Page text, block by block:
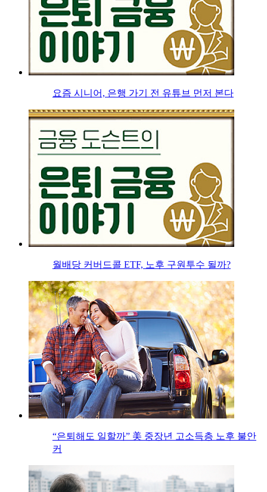
요즘 시니어, 은행 가기 전 유튜브 먼저 본다
월배당 커버드콜 ETF, 노후 구원투수 될까?
“은퇴해도 일할까” 美 중장년 고소득층 노후 불안
커